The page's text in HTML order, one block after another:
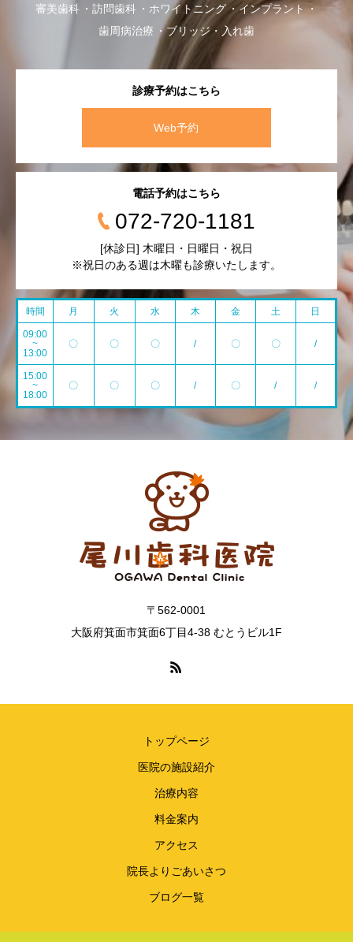
審美歯科
訪問歯科 ホワイトニング
インプラント
歯周病治療
ブリッジ・入れ歯
診療予約はこちら
Web予約
電話予約はこちら
072-720-1181
[休診日] 木曜日・日曜日・祝日
※祝日のある週は木曜も診療いたします。
時間 月 火 水 木 金 土 日
09:00
~
13:00
〇 〇 〇 / 〇 〇 /
15:00
~
18:00
〇 〇 〇 / 〇 / /
〒562-0001
大阪府箕面市箕面6丁目4-38 むとうビル1F
トップページ
医院の施設紹介
治療内容
料金案内
アクセス
院長よりごあいさつ
ブログ一覧